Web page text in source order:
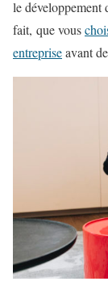
le
fait, que vous
entrepriseavant